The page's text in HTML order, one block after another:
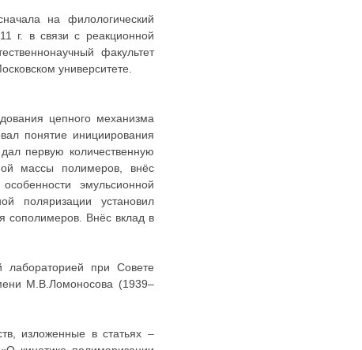
на филологический
г. в связи с реакционной
факультет
университете.
цепного механизма
понятие инициирования
первую количественную
массы полимеров, внёс
эмульсионной
поляризации установил
сополимеров. Внёс вклад в
лабораторией при Совете
М.В.Ломоносова (1939–
изложенные в статьях –